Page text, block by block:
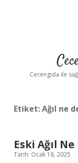
Cecengida ile
Etiket:Ağıl ne
Eski Ağıl
Tarih: Ocak 18, 2025